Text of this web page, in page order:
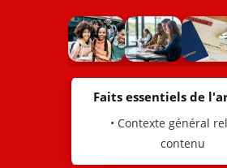
Faits essentiels de
• Contexte général
contenu